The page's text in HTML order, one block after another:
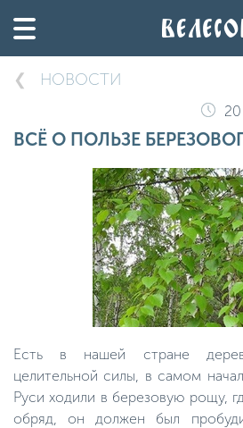
НОВОСТИ
ВСЁ О ПОЛЬЗЕ
Есть в нашей стране
целительной силы, в самом
Руси ходили в березовую рощу,
обряд, он должен был